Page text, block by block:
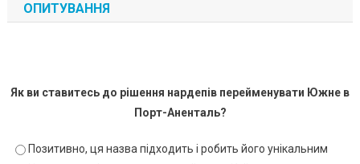
ОПИТУВАННЯ
Як ви ставитесь до рішення нардепів перейменувати Южне в
Порт-Аненталь?
Позитивно, ця назва підходить і робить його унікальним